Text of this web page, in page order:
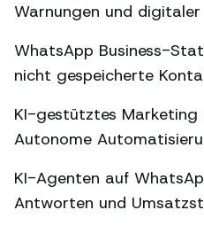
Warnungen und
WhatsApp Business-
nicht gespeicherte
KI-gestütztes Marketing
Autonome
KI-Agenten auf
Antworten und